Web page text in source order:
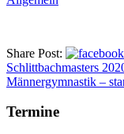
Share Post:
Schlittbachmasters
Männergymnastik –
Termine